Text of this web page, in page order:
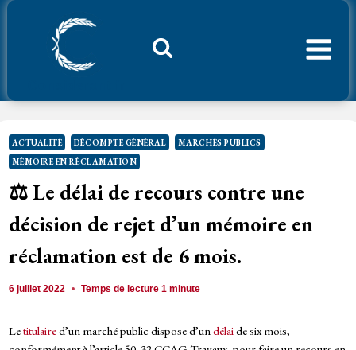
Aller
ACTUALITÉ DÉCOMPTE GÉNÉRAL
MARCHÉS PUBLICS
MÉMOIRE EN RÉCLAMATION
⚖️Le délai de recours contre une
décision de rejet d’un mémoire en
réclamation est de 6 mois.
6 juillet 2022 Temps de lecture1 minute
Letitulaired’un marché public dispose d’undélaide six mois,